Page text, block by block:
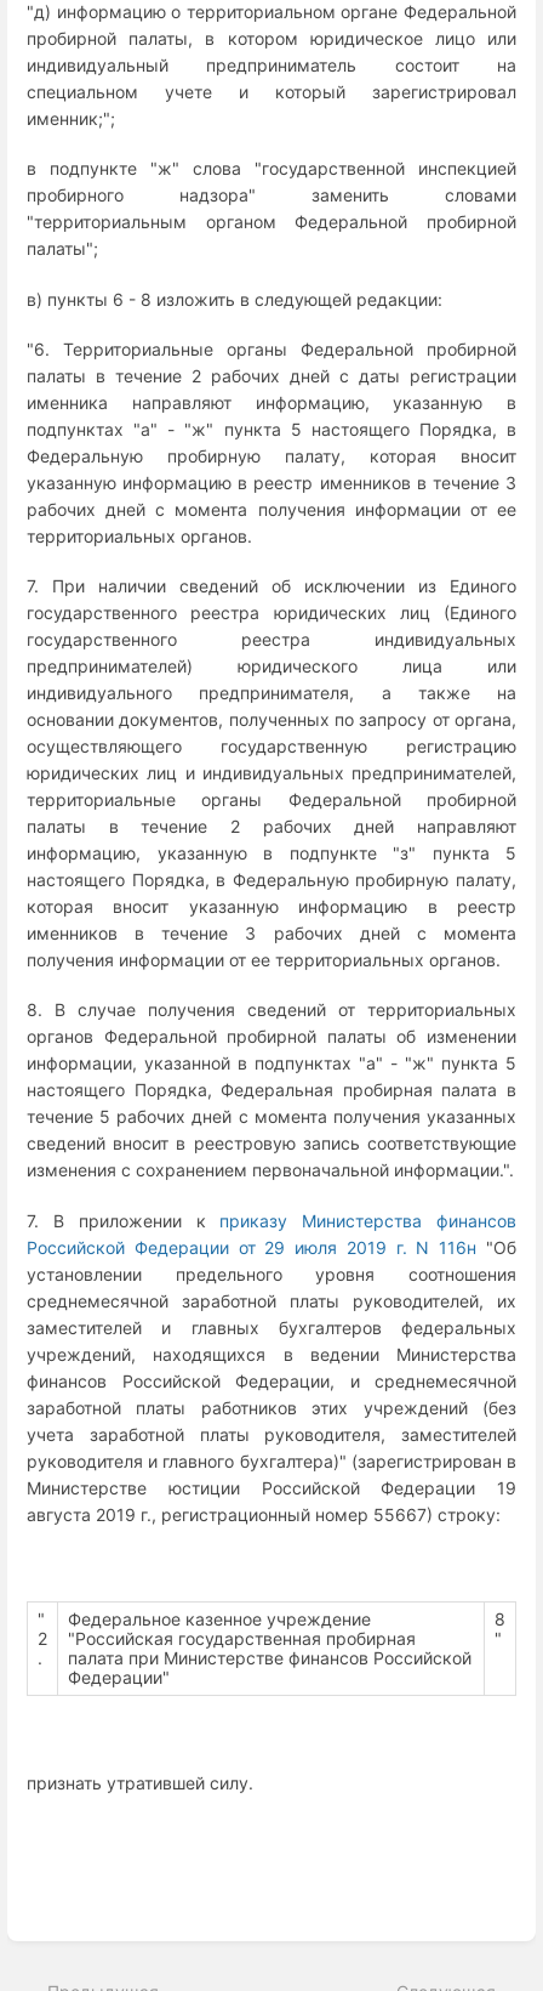
"д) информацию о территориальном органе Федеральной
пробирной палаты, в котором юридическое лицо или
индивидуальный предприниматель состоит на
специальном учете и который зарегистрировал
именник;";
в подпункте "ж" слова "государственной инспекцией
пробирного надзора" заменить словами
"территориальным органом Федеральной пробирной
палаты";
в) пункты 6 - 8 изложить в следующей редакции:
"6. Территориальные органы Федеральной пробирной
палаты в течение 2 рабочих дней с даты регистрации
именника направляют информацию, указанную в
подпунктах "а" - "ж" пункта 5 настоящего Порядка, в
Федеральную пробирную палату, которая вносит
указанную информацию в реестр именников в течение 3
рабочих дней с момента получения информации от ее
территориальных органов.
7. При наличии сведений об исключении из Единого
государственного реестра юридических лиц (Единого
государственного реестра индивидуальных
предпринимателей) юридического лица или
индивидуального предпринимателя, а также на
основании документов, полученных по запросу от органа,
осуществляющего государственную регистрацию
юридических лиц и индивидуальных предпринимателей,
территориальные органы Федеральной пробирной
палаты в течение 2 рабочих дней направляют
информацию, указанную в подпункте "з" пункта 5
настоящего Порядка, в Федеральную пробирную палату,
которая вносит указанную информацию в реестр
именников в течение 3 рабочих дней с момента
получения информации от ее территориальных органов.
8. В случае получения сведений от территориальных
органов Федеральной пробирной палаты об изменении
информации, указанной в подпунктах "а" - "ж" пункта 5
настоящего Порядка, Федеральная пробирная палата в
течение 5 рабочих дней с момента получения указанных
сведений вносит в реестровую запись соответствующие
изменения с сохранением первоначальной информации.".
7. В приложении к приказу Министерства финансов
Российской Федерации от 29 июля 2019 г. N 116н "Об
установлении предельного уровня соотношения
среднемесячной заработной платы руководителей, их
заместителей и главных бухгалтеров федеральных
учреждений, находящихся в ведении Министерства
финансов Российской Федерации, и среднемесячной
заработной платы работников этих учреждений (без
учета заработной платы руководителя, заместителей
руководителя и главного бухгалтера)" (зарегистрирован в
Министерстве юстиции Российской Федерации 19
августа 2019 г., регистрационный номер 55667) строку:
"
2
.
Федеральное казенное учреждение
"Российская государственная пробирная
палата при Министерстве финансов Российской
Федерации"
8
"
признать утратившей силу.